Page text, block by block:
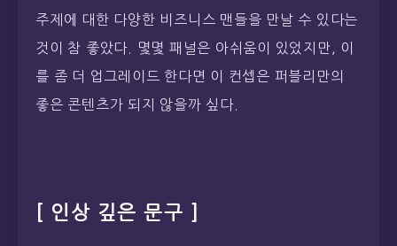
주제에 대한 다양한 비즈니스 맨들을 만날 수 있다는
것이 참 좋았다. 몇몇 패널은 아쉬움이 있었지만, 이
를 좀 더 업그레이드 한다면 이 컨셉은 퍼블리만의
좋은 콘텐츠가 되지 않을까 싶다.
[ 인상 깊은 문구 ]